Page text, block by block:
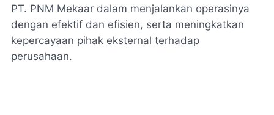
PT. PNM Mekaar dalam menjalankan operasinya
dengan efektif dan efisien, serta meningkatkan
kepercayaan pihak eksternal terhadap
perusahaan.